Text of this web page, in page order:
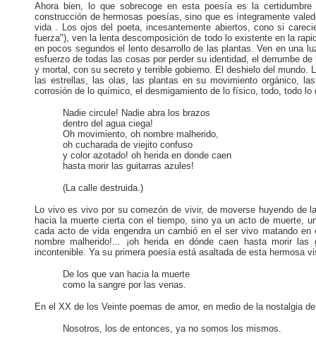
Ahora bien, lo que sobrecoge en esta poesía es la
construcción de hermosas poesías, sino que es íntegramente
vida . Los ojos del poeta, incesantemente abiertos, cono si
fuerza"), ven la lenta descomposición de todo lo existente en la
en pocos segundos el lento desarrollo de las plantas. Ven en una
esfuerzo de todas las cosas por perder su identidad, el derrumbe
y mortal, con su secreto y terrible gobierno. El deshielo del
las estrellas, las olas, las plantas en su movimiento orgánico,
corrosión de lo químico, el desmigamiento de lo físico, todo, todo
Nadie circule! Nadie abra los brazos
dentro del agua ciega!
Oh movimiento, oh nombre malherido,
oh cucharada de viejito confuso
y color azotado! oh herida en donde caen
hasta morir las guitarras azules!
(La calle destruida.)
Lo vivo es vivo por su comezón de vivir, de moverse huyendo de
hacia la muerte cierta con el tiempo, sino ya un acto de muerte,
cada acto de vida engendra un cambió en el ser vivo matando
nombre malherido!... ¡oh herida en dónde caen hasta morir
incontenible. Ya su primera poesía está asaltada de esta hermosa
De los que van hacia la muerte
como la sangre por las venas.
En el XX de los Veinte poemas de amor, en medio de la nostalgia
Nosotros, los de entonces, ya no somos los mismos.